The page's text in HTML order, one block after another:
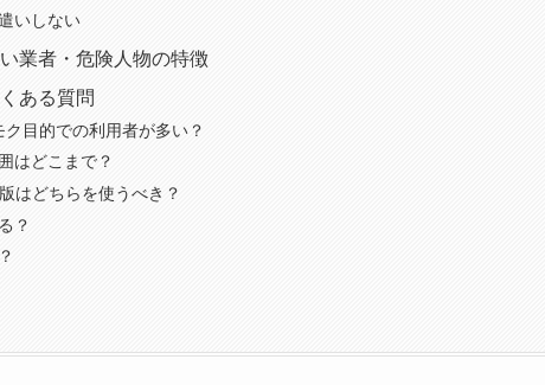
いしない
業者・危険人物の特徴
ある質問
目的での利用者が多い？
はどこまで？
はどちらを使うべき？
？